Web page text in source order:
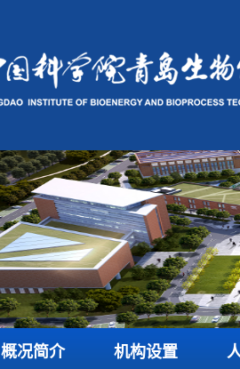
概况简介 机构设置